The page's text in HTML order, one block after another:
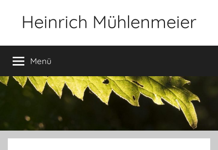
Heinrich Mühlenmeier
Glauben,
Umwelt,
Fotografie,
Menü